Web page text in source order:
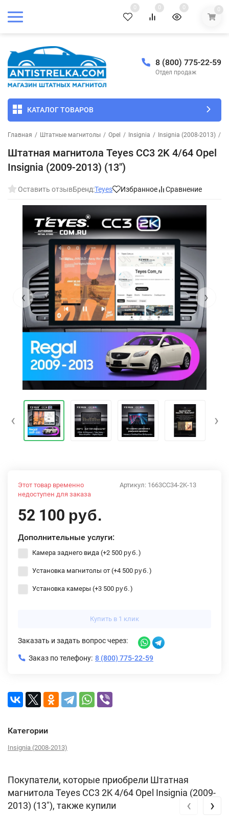
0 0 0 0
8 (800) 775-22-59
Отдел продаж
КАТАЛОГ ТОВАРОВ
Главная / Штатные магнитолы / Opel / Insignia / Insignia (2008-2013) /
Штатная магнитола Teyes CC3 2K 4/64 Opel
Insignia (2009-2013) (13")
Оставить отзывБренд:Teyes Избранное Сравнение
‹ ›
‹ ›
Артикул: 1663CC34-2K-13
Этот товар временно
недоступен для заказа
52 100 руб.
Дополнительные услуги:
Камера заднего вида (+2 500 руб. )
Установка магнитолы от (+4 500 руб. )
Установка камеры (+3 500 руб. )
Купить в 1 клик
Заказать и задать вопрос через:
Заказ по телефону: 8 (800) 775-22-59
Категории
Insignia (2008-2013)
Покупатели, которые приобрели Штатная
магнитола Teyes CC3 2K 4/64 Opel Insignia (2009-
2013) (13"), также купили
‹ ›